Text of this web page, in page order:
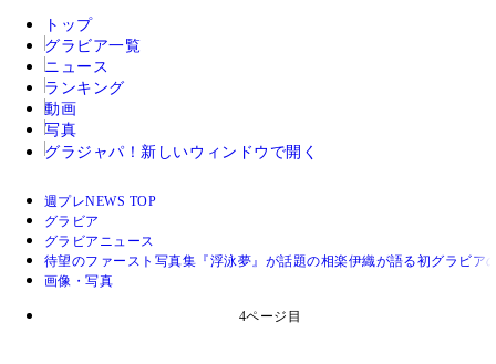
トップ
グラビア一覧
ニュース
ランキング
動画
写真
グラジャパ！ 新しいウィンドウで開く
週プレNEWS TOP
グラビア
グラビアニュース
待望のファースト写真集『浮泳夢』が話題の相楽伊織が語る初グラビ
画像・写真
4ページ目